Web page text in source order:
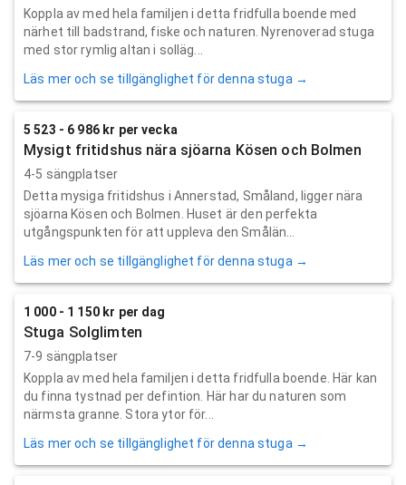
Koppla av med hela familjen i detta fridfulla boende med
närhet till badstrand, fiske och naturen. Nyrenoverad stuga
med stor rymlig altan i solläg...
Läs mer och se tillgänglighet för denna stuga →
5 523 - 6 986 kr per vecka
Mysigt fritidshus nära sjöarna Kösen och Bolmen
4-5 sängplatser
Detta mysiga fritidshus i Annerstad, Småland, ligger nära
sjöarna Kösen och Bolmen. Huset är den perfekta
utgångspunkten för att uppleva den Smålän...
Läs mer och se tillgänglighet för denna stuga →
1 000 - 1 150 kr per dag
Stuga Solglimten
7-9 sängplatser
Koppla av med hela familjen i detta fridfulla boende. Här kan
du finna tystnad per defintion. Här har du naturen som
närmsta granne. Stora ytor för...
Läs mer och se tillgänglighet för denna stuga →